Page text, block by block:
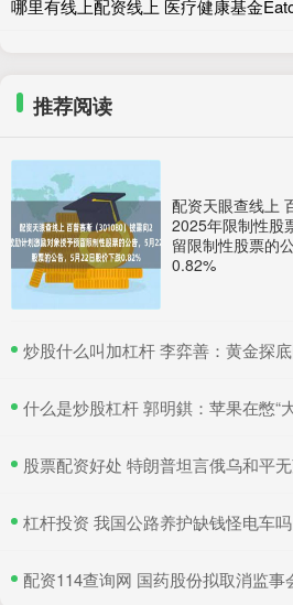
推荐阅读
配资天眼查线上
2025年限制性股
留限制性股票的
0.82%
炒股什么叫加杠杆 李弈善：黄金探
什么是炒股杠杆 郭明錤：苹果在憋“大招”，七款头显
股票配资好处 特朗普坦言俄乌和平无望，战争或将
杠杆投资 我国公路养护缺钱怪电车吗 专
配资114查询网 国药股份拟取消监事会并修订公